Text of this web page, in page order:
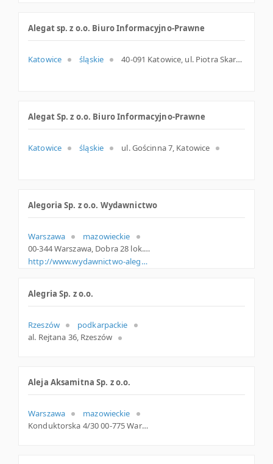
Alegat sp. z o.o. Biuro Informacyjno-Prawne
Katowice śląskie 40-091 Katowice, ul. Piotra Skargi 8, śląskie
Alegat Sp. z o.o. Biuro Informacyjno-Prawne
Katowice śląskie ul. Gościnna 7, Katowice
Alegoria Sp. z o.o. Wydawnictwo
Warszawa
mazowieckie
00-344 Warszawa, Dobra 28 lok. 28, woj. Mazowieckie, pow. Warszawa, gm. Warszawa
http://www.wydawnictwo-alegoria.pl
Alegria Sp. z o.o.
Rzeszów
podkarpackie
al. Rejtana 36, Rzeszów
Aleja Aksamitna Sp. z o.o.
Warszawa
mazowieckie
Konduktorska 4/30 00-775 Warszawa Polska